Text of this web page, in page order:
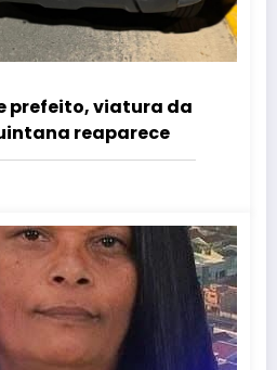
prefeito, viatura da
reaparece